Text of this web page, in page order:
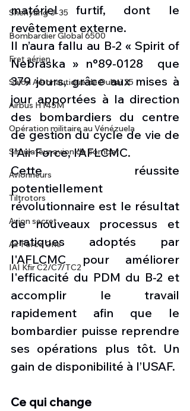
Shenyang J-35
Bombardier Global 6500
Fret aérien
Salon Aéronautique de Dubaï 25
Airbus H145M
Opération militaire au Vénézuela
Simulateur avion de combat
Avionneurs
Tiltrotors
Avion secret
Air Force One
IAI Kfir C2/C7/TC2
matériel furtif, dont le
revêtement externe.
Il n’aura fallu au B-2 « Spirit of
Nebraska » n°89-0128  que
379 jours, grâce aux mises à
jour apportées à la direction
des bombardiers du centre
de gestion du cycle de vie de
l'Air Force, l’AFLCMC.
Cette réussite
potentiellement
révolutionnaire est le résultat
de nouveaux processus et
pratiques adoptés par
l'AFLCMC pour améliorer
l'efficacité du PDM du B-2 et
accomplir le travail
rapidement afin que le
bombardier puisse reprendre
ses opérations plus tôt. Un
gain de disponibilité à l’USAF.
Ce qui change